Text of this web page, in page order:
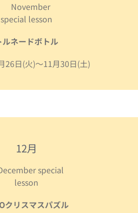
ルネードボトル
26日(火)～11月30日(土)
12月
クリスマスパズル